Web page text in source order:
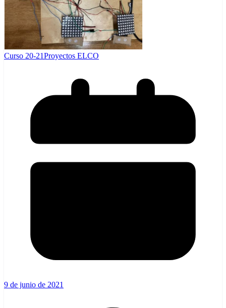
Curso 20-21Proyectos ELCO
9 de junio de 2021